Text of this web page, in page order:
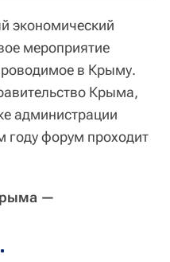
экономический
мероприятие
в Крыму.
Крыма,
администрации
году форум проходит
—